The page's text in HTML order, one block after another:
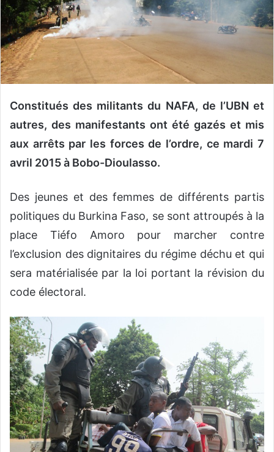
r
r
Constitués des militants du NAFA, de l’UBN et
autres, des manifestants ont été gazés et mis
aux arrêts par les forces de l’ordre, ce mardi 7
avril 2015 à Bobo-Dioulasso.
Des jeunes et des femmes de différents partis
politiques du Burkina Faso, se sont attroupés à la
place Tiéfo Amoro pour marcher contre
l’exclusion des dignitaires du régime déchu et qui
sera matérialisée par la loi portant la révision du
code électoral.